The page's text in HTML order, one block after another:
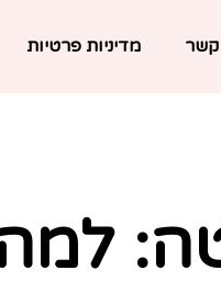
קשר מדיניות פרטיות